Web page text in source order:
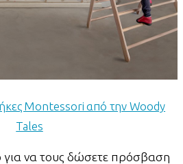
Montessori από την Woody
Tales
να τους δώσετε πρόσβαση